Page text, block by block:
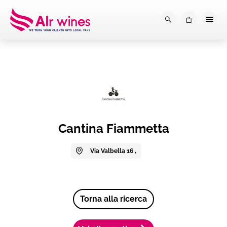
Dalla loro vendemmia, alla
Cantina Fiammetta
Via Valbella 16 ,
Torna alla ricerca